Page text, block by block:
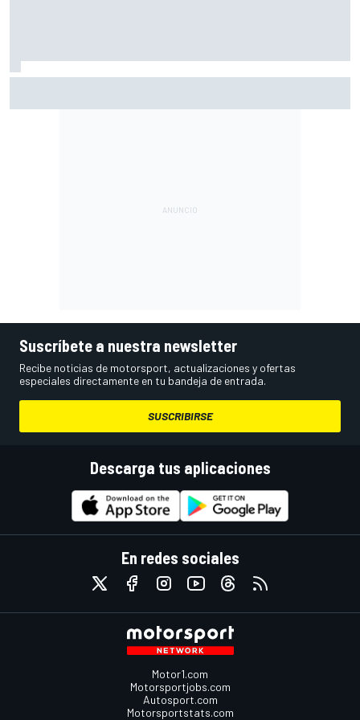
Suscríbete a nuestra newsletter
Recibe noticias de motorsport, actualizaciones y ofertas
especiales directamente en tu bandeja de entrada.
SUSCRIBIRSE
Descarga tus aplicaciones
En redes sociales
Motor1.com
Motorsportjobs.com
Autosport.com
Motorsportstats.com